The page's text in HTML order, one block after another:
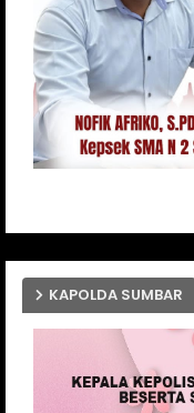
KAPOLDA SUMBAR